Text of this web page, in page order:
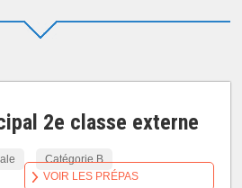
2e classe externe
Catégorie B
VOIR LES PRÉPAS